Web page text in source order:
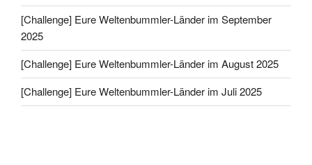
[Challenge] Eure Weltenbummler-Länder im September
2025
[Challenge] Eure Weltenbummler-Länder im August 2025
[Challenge] Eure Weltenbummler-Länder im Juli 2025